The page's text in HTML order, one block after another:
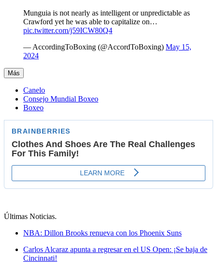
Munguia is not nearly as intelligent or unpredictable as
Crawford yet he was able to capitalize on…
pic.twitter.com/j59ICW80Q4
— AccordingToBoxing (@AccordToBoxing) May 15,
2024
Más
Canelo
Consejo Mundial Boxeo
Boxeo
Últimas Noticias.
NBA: Dillon Brooks renueva con los Phoenix Suns
Carlos Alcaraz apunta a regresar en el US Open: ¡Se baja de
Cincinnati!